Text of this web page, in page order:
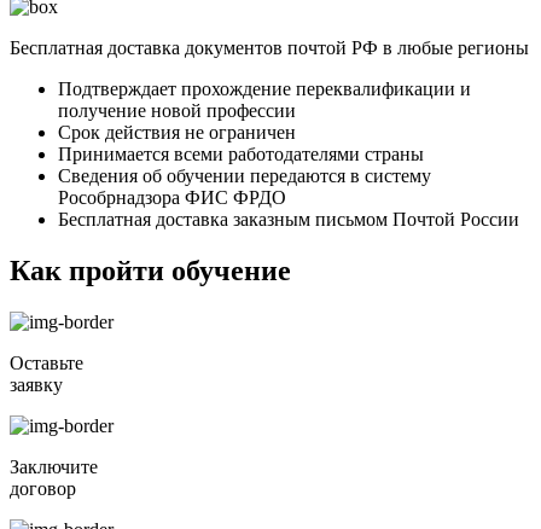
Бесплатная доставка документов почтой РФ в любые регионы
Подтверждает прохождение переквалификации и
получение новой профессии
Срок действия не ограничен
Принимается всеми работодателями страны
Сведения об обучении передаются в систему
Рособрнадзора ФИС ФРДО
Бесплатная доставка заказным письмом Почтой России
Как пройти обучение
Оставьте
заявку
Заключите
договор